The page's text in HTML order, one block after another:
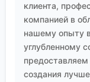
клиента,
компанией в
нашему опыту
углубленному
создания